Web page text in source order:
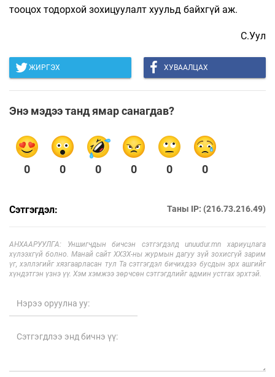
тооцох тодорхой зохицуулалт хуульд байхгүй аж.
С.Уул
ЖИРГЭХ ХУВААЛЦАХ
Энэ мэдээ танд ямар санагдав?
0 0 0 0 0 0
Сэтгэгдэл: Таны IP: (216.73.216.49)
АНХААРУУЛГА: Уншигчдын бичсэн сэтгэгдэлд unuudur.mn хариуцлага
хүлээхгүй болно. Манай сайт ХХЗХ-ны журмын дагуу зүй зохисгүй зарим
үг, хэллэгийг хязгаарласан тул Та сэтгэгдэл бичихдээ бусдын эрх ашгийг
хүндэтгэн үзнэ үү. Хэм хэмжээ зөрчсөн сэтгэгдлийг админ устгах эрхтэй.